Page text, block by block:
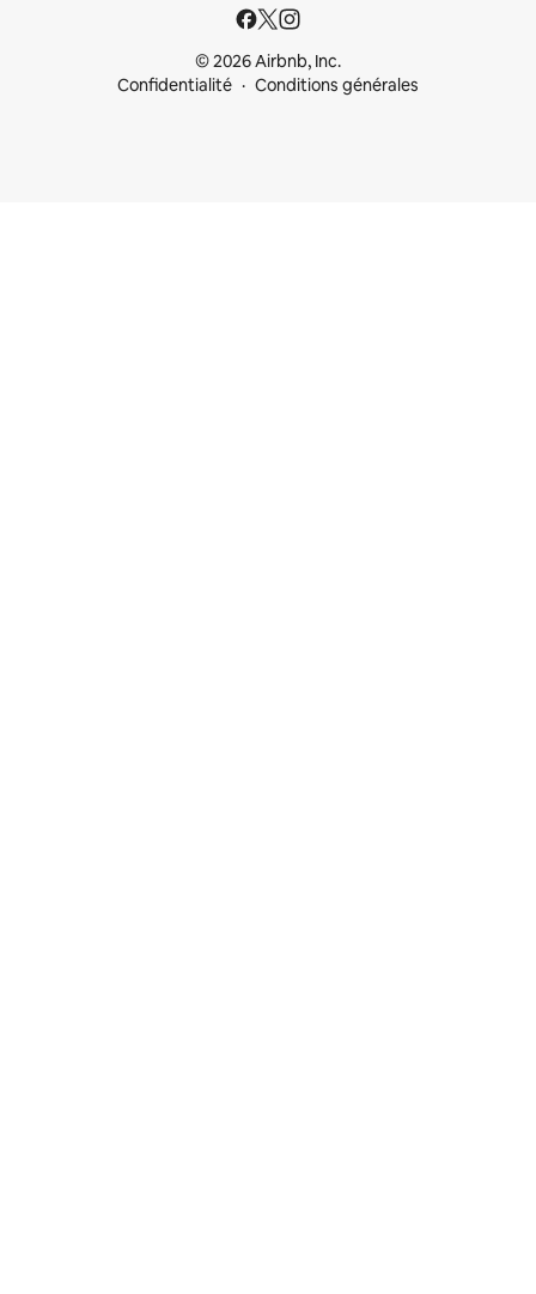
© 2026 Airbnb, Inc.
Confidentialité
Conditions générales